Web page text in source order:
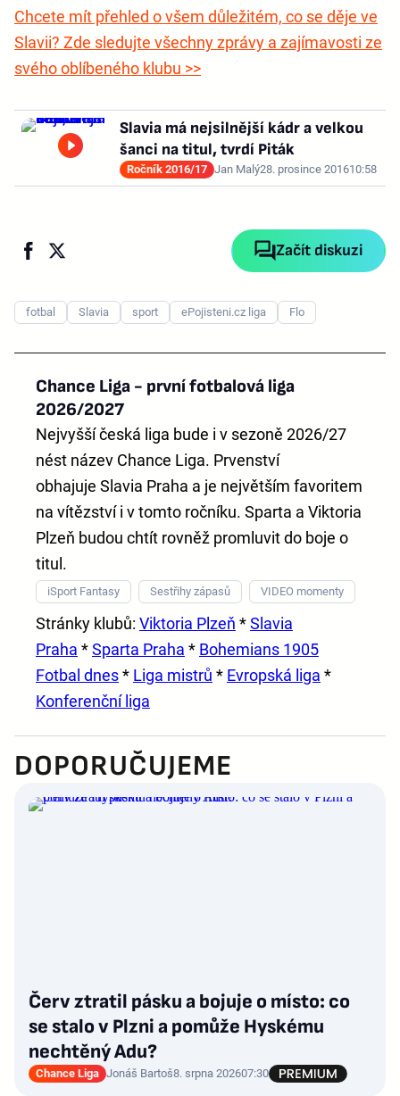
Chcete mít přehled o všem důležitém, co se děje ve
Slavii? Zde sledujte všechny zprávy a zajímavosti ze
svého oblíbeného klubu >>
Slavia má nejsilnější kádr a velkou
šanci na titul, tvrdí Piták
Ročník 2016/17 Jan Malý28. prosince 201610:58
Začít diskuzi
fotbal Slavia sport ePojisteni.cz liga Flo
Chance Liga - první fotbalová liga
2026/2027
Nejvyšší česká liga bude i v sezoně 2026/27
nést název Chance Liga. Prvenství
obhajuje Slavia Praha a je největším favoritem
na vítězství i v tomto ročníku. Sparta a Viktoria
Plzeň budou chtít rovněž promluvit do boje o
titul.
iSport Fantasy Sestřihy zápasů VIDEO momenty
Stránky klubů: Viktoria Plzeň *Slavia
Praha *Sparta Praha * Bohemians 1905
Fotbal dnes* Liga mistrů * Evropská liga *
Konferenční liga
DOPORUČUJEME
Červ ztratil pásku a bojuje o místo: co
se stalo v Plzni a pomůže Hyskému
nechtěný Adu?
Chance Liga Jonáš Bartoš8. srpna 202607:30